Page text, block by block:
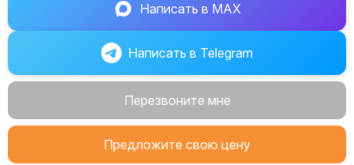
Написать в MAX
Написать в Telegram
Перезвоните мне
Предложите свою цену